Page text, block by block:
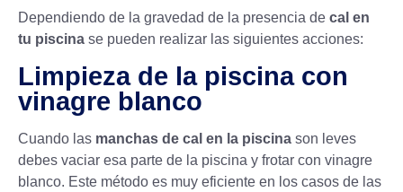
Dependiendo de la gravedad de la presencia de cal en
tu piscina se pueden realizar las siguientes acciones:
Limpieza de la piscina con
vinagre blanco
Cuando las manchas de cal en la piscina son leves
debes vaciar esa parte de la piscina y frotar con vinagre
blanco. Este método es muy eficiente en los casos de las